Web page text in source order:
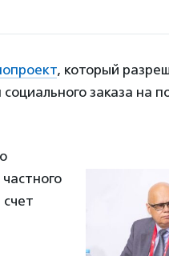
, который
заказа на